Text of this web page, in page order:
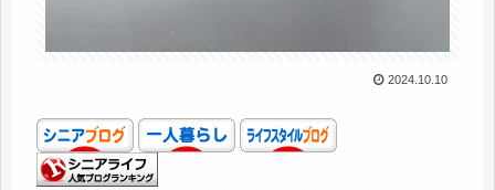
2024.10.10